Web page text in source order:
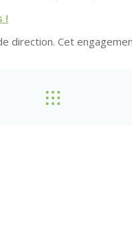
!
direction. Cet